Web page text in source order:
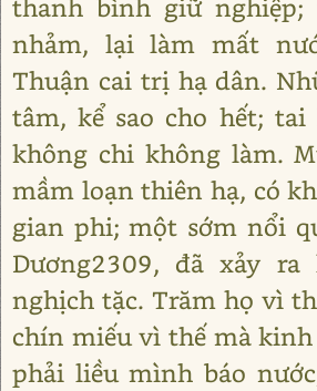
thanh bình giữ
nhảm, lại làm mất
Thuận cai trị hạ dân.
tâm, kể sao cho hết;
không chi không làm.
mầm loạn thiên hạ, có
gian phi; một sớm nổi
Dương2309, đã xảy ra
nghịch tặc. Trăm họ vì
chín miếu vì thế mà
phải liều mình báo